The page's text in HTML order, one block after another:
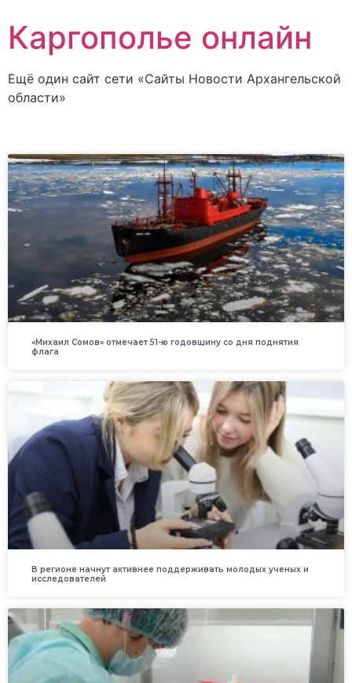
Каргополье онлайн
Ещё один сайт сети «Сайты Новости Архангельской
области»
«Михаил Сомов» отмечает 51-ю годовщину со дня поднятия
флага
В регионе начнут активнее поддерживать молодых ученых и
исследователей